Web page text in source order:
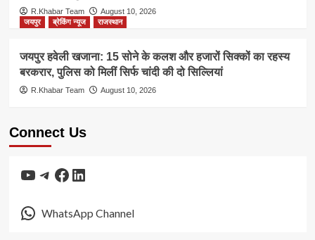
R.Khabar Team
August 10, 2026
जयपुर
ब्रेकिंग न्यूज राजस्थान
जयपुर हवेली खजाना: 15 सोने के कलश और हजारों सिक्कों का रहस्य
बरकरार, पुलिस को मिलीं सिर्फ चांदी की दो सिल्लियां
R.Khabar Team August 10, 2026
Connect Us
YouTube
Telegram
Facebook
LinkedIn
WhatsApp Channel